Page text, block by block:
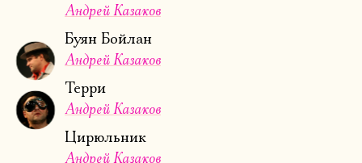
Андрей Казаков
Буян Бойлан
Андрей Казаков
Терри
Андрей Казаков
Цирюльник
Андрей Казаков